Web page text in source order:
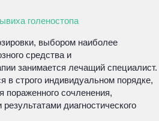
голеностопа
выбором наиболее
средства и
занимается лечащий специалист.
в строго индивидуальном порядке,
пораженного сочленения,
диагностического